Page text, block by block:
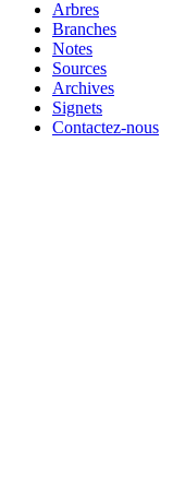
Arbres
Branches
Notes
Sources
Archives
Signets
Contactez-nous